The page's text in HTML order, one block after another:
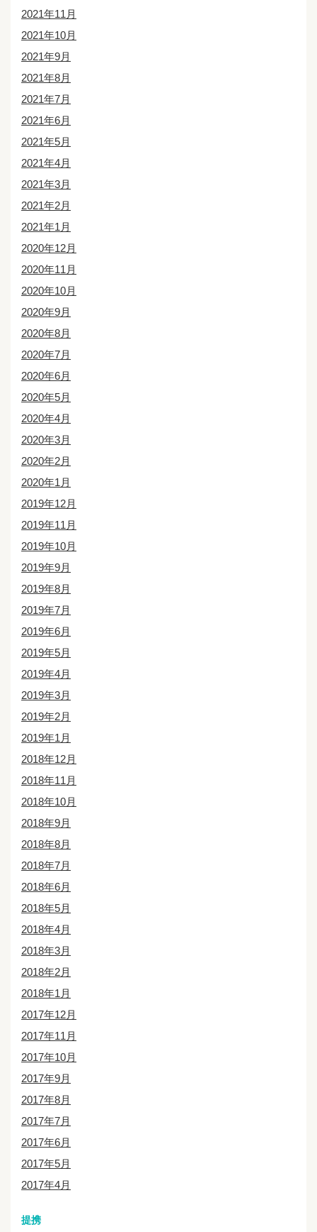
2021年11月
2021年10月
2021年9月
2021年8月
2021年7月
2021年6月
2021年5月
2021年4月
2021年3月
2021年2月
2021年1月
2020年12月
2020年11月
2020年10月
2020年9月
2020年8月
2020年7月
2020年6月
2020年5月
2020年4月
2020年3月
2020年2月
2020年1月
2019年12月
2019年11月
2019年10月
2019年9月
2019年8月
2019年7月
2019年6月
2019年5月
2019年4月
2019年3月
2019年2月
2019年1月
2018年12月
2018年11月
2018年10月
2018年9月
2018年8月
2018年7月
2018年6月
2018年5月
2018年4月
2018年3月
2018年2月
2018年1月
2017年12月
2017年11月
2017年10月
2017年9月
2017年8月
2017年7月
2017年6月
2017年5月
2017年4月
提携